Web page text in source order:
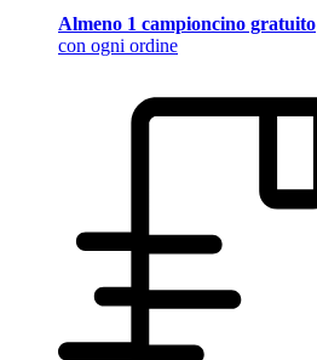
Almeno 1 campioncino gratuito
con ogni ordine